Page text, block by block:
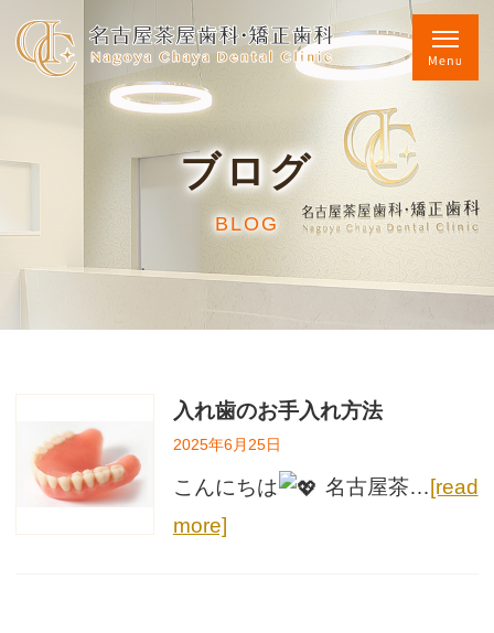
ブログ
BLOG
入れ歯のお手入れ方法
2025年6月25日
こんにちは 名古屋茶… [read
more]